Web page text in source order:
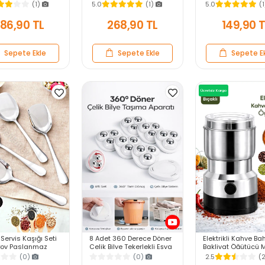
Flower
(1)
TL
Sepete Ekle
Kalıbı Fırın Çörek Kapsül
5.0 (1)
268,90 TL
Sepete Ekle
Öğretmen İşaret
20cm 67cm
5.0
149,90
Sepete
Kaşığı Seti
Paslanmaz
Salata Yemek
(0)
8 Adet 360 Derece Döner
Çelik Bilye Tekerlekli Eşya
Yük Taşıma Yapışkanlı
(0)
Ücretsiz Kargo
Elektrikli Kahve
Bakliyat Öğütücü
Pirinç Biber Tahıl
2.5